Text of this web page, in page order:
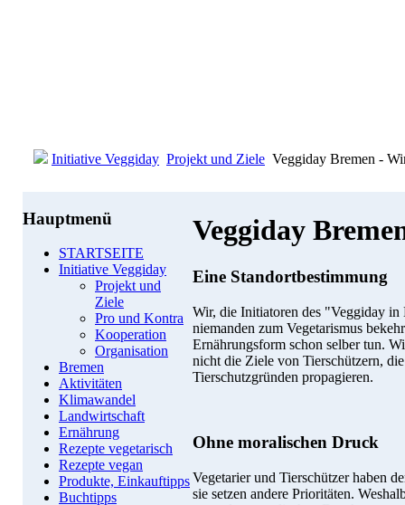
Initiative Veggiday Projekt und Ziele Veggiday Bremen -
Hauptmenü
STARTSEITE
Initiative Veggiday
Projekt und
Ziele
Pro und Kontra
Kooperation
Organisation
Bremen
Aktivitäten
Klimawandel
Landwirtschaft
Ernährung
Rezepte vegetarisch
Rezepte vegan
Produkte, Einkauftipps
Buchtipps
Veggiday
Eine Standortbestimmung
Wir, die Initiatoren des "Veggiday
niemanden zum Vegetarismus
Ernährungsform schon selber tun.
nicht die Ziele von Tierschützern,
Tierschutzgründen propagieren.
Ohne moralischen Druck
Vegetarier und Tierschützer haben
sie setzen andere Prioritäten.